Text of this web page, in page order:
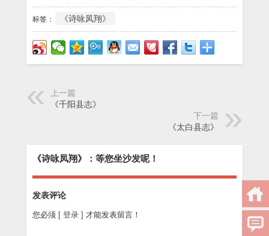
标签： 《诗咏凤翔》
上一篇
《千阳县志》
下一篇
《太白县志》
《诗咏凤翔》：等您坐沙发呢！
发表评论
您必须 [ 登录 ] 才能发表留言！